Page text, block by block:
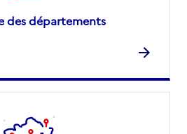
des départements